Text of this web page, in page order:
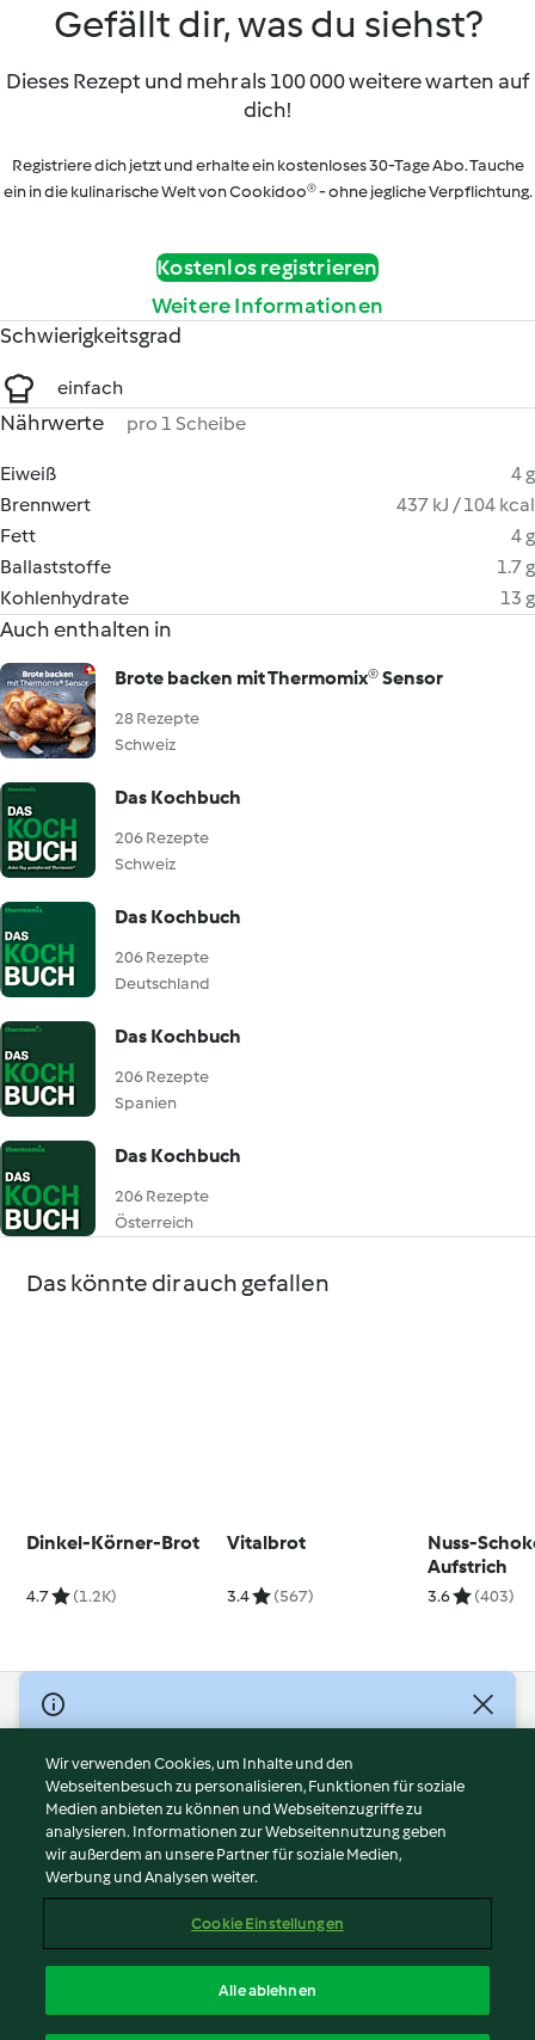
Gefällt dir, was du siehst?
Dieses Rezept und mehr als 100 000 weitere warten auf
dich!
Registriere dich jetzt und erhalte ein kostenloses 30-Tage Abo. Tauche
ein in die kulinarische Welt von Cookidoo® - ohne jegliche Verpflichtung.
Kostenlos registrieren
Weitere Informationen
Schwierigkeitsgrad
einfach
Nährwerte pro 1 Scheibe
Eiweiß
4 g
Brennwert
437 kJ / 104 kcal
Fett
4 g
Ballaststoffe
1.7 g
Kohlenhydrate
13 g
Auch enthalten in
Brote backen mit Thermomix® Sensor
28 Rezepte
Schweiz
Das Kochbuch
206 Rezepte
Schweiz
Das Kochbuch
206 Rezepte
Deutschland
Das Kochbuch
206 Rezepte
Spanien
Das Kochbuch
206 Rezepte
Österreich
Das könnte dir auch gefallen
Dinkel-Körner-Brot
4.7 (1.2K)
Vitalbrot
3.4 (567)
Nuss-
Aufstrich
3.6 (403)
© Copyright 2026
Nutzungsbedingungen
Datenschutzrichtlinien
Disclaimer
Impressum
Cookies
Abo kündigen
Erklärung zur Barrierefreiheit
Wir verwenden Cookies, um Inhalte und den
Webseitenbesuch zu personalisieren, Funktionen für soziale
Medien anbieten zu können und Webseitenzugriffe zu
analysieren. Informationen zur Webseitennutzung geben
wir außerdem an unsere Partner für soziale Medien,
Werbung und Analysen weiter.
Cookie Einstellungen
Alle ablehnen